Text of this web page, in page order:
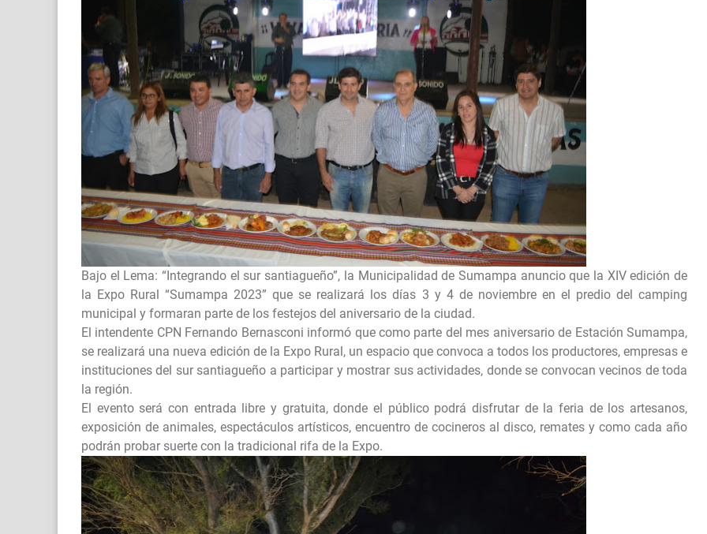
Bajo el Lema: “Integrando el sur santiagueño”, la Municipalidad de Sumampa anuncio que la XIV edición de
la Expo Rural “Sumampa 2023” que se realizará los días 3 y 4 de noviembre en el predio del camping
municipal y formaran parte de los festejos del aniversario de la ciudad.
El intendente CPN Fernando Bernasconi informó que como parte del mes aniversario de Estación Sumampa,
se realizará una nueva edición de la Expo Rural, un espacio que convoca a todos los productores, empresas e
instituciones del sur santiagueño a participar y mostrar sus actividades, donde se convocan vecinos de toda
la región.
El evento será con entrada libre y gratuita, donde el público podrá disfrutar de la feria de los artesanos,
exposición de animales, espectáculos artísticos, encuentro de cocineros al disco, remates y como cada año
podrán probar suerte con la tradicional rifa de la Expo.